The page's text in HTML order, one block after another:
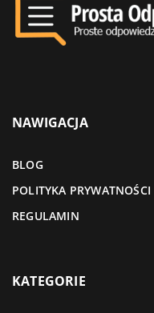
NAWIGACJA
BLOG
POLITYKA PRYWATNOŚCI
REGULAMIN
KATEGORIE